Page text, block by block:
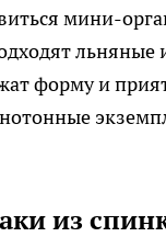
мини-
форму и
из